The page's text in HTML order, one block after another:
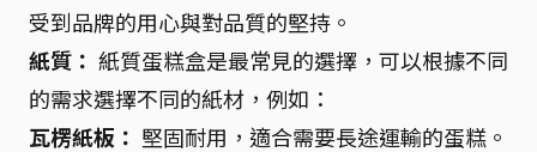
受到品牌的用心與對品質的堅持。
紙質： 紙質蛋糕盒是最常見的選擇，可以根據不同
的需求選擇不同的紙材，例如：
瓦楞紙板： 堅固耐用，適合需要長途運輸的蛋糕。